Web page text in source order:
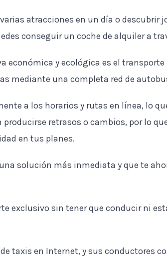
atracciones en un día o descubrir
conseguir un coche de alquiler a
económica y ecológica es el
mediante una completa red de
a los horarios y rutas en línea, lo
retrasos o cambios, por lo
en tus planes.
solución más inmediata y que te
exclusivo sin tener que conducir ni
taxis en Internet, y sus conductores